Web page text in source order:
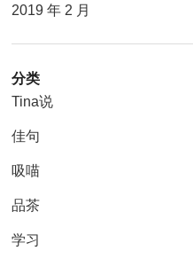
2019 年 2 月
分类
Tina说
佳句
吸喵
品茶
学习